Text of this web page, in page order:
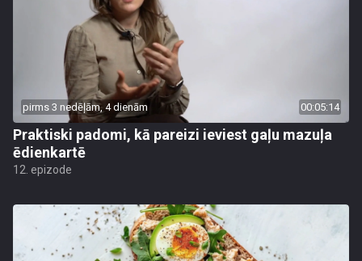
pirms 3 nedēļām, 4 dienām 00:05:14
Praktiski padomi, kā pareizi ieviest gaļu mazuļa
ēdienkartē
12. epizode